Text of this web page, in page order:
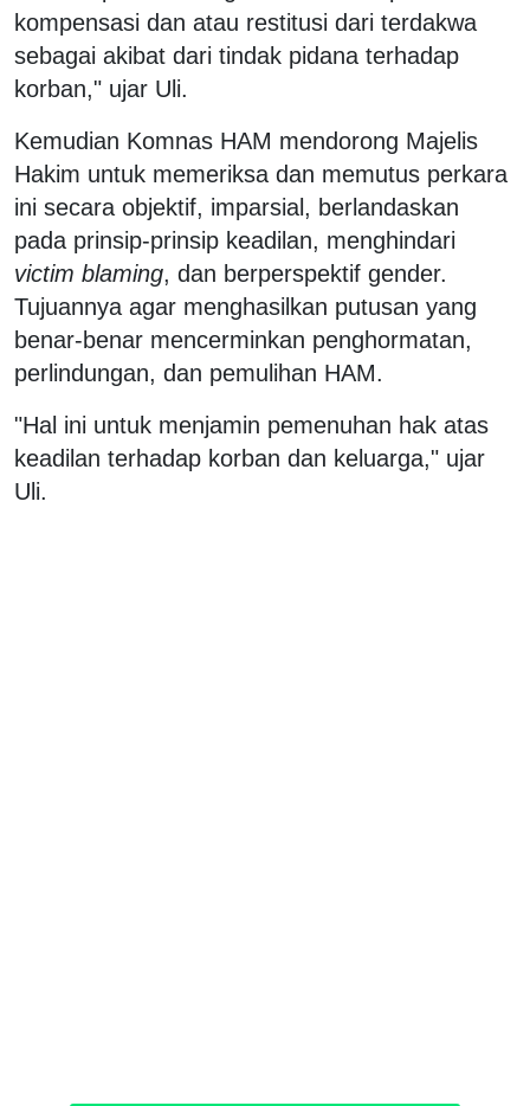
kompensasi dan atau restitusi dari terdakwa
sebagai akibat dari tindak pidana terhadap
korban," ujar Uli.
Kemudian Komnas HAM mendorong Majelis
Hakim untuk memeriksa dan memutus perkara
ini secara objektif, imparsial, berlandaskan
pada prinsip-prinsip keadilan, menghindari
victim blaming, dan berperspektif gender.
Tujuannya agar menghasilkan putusan yang
benar-benar mencerminkan penghormatan,
perlindungan, dan pemulihan HAM.
"Hal ini untuk menjamin pemenuhan hak atas
keadilan terhadap korban dan keluarga," ujar
Uli.